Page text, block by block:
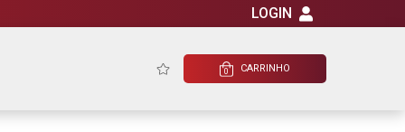
CARRINHO
0
LOGIN